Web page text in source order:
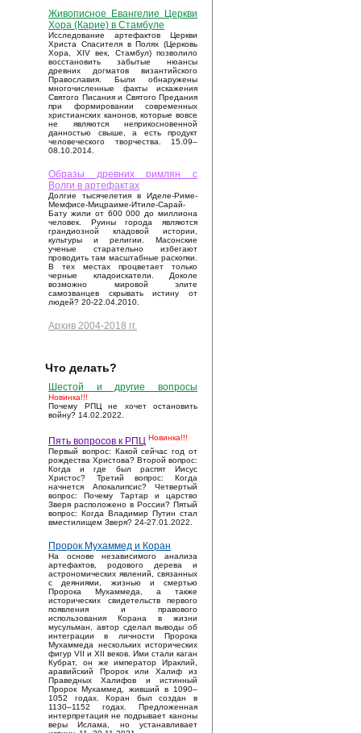
Живописное Евангелие Церкви
Хора (Карие) в Стамбуле
Исследование артефактов Церкви
Христа Спасителя в Полях (Церковь
Хора, XIV век, Стамбул) позволило
восстановить забытые нюансы
древних догматов византийского
Православия. Были обнаружены
многочисленные факты искажения
Святого Писания и Святого Предания
при формировании современных
христианских канонов, которые вовсе
не являются неприкосновенной
данностью свыше, а есть продукт
человеческого творчества. 15.09–
08.10.2014.
Образы древних римлян с
Волги в артефактах
Долгие тысячелетия в Иделе-Риме-
Мемфисе-Мицраиме-Итиле-Сарай-
Бату жили от 600 000 до миллиона
человек. Руины города являются
грандиозной кладовой истории,
культуры и религии. Масонские
ученые старательно избегают
проводить там масштабные раскопки.
В тех местах процветает только
черные кладоискатели. Доколе
возможно мировой элите
самозванцев скрывать истину от
людей? 20-22.04.2010.
Архив 2004-2018 гг.
Что делать?
Шестой и другие вопросы
Новинка!!!
Почему РПЦ не хочет остановить
войну? 14.02.2022.
Пять вопросов к РПЦ Новинка!!!
Первый вопрос: Какой сейчас год от
рождества Христова? Второй вопрос:
Когда и где был распят Иисус
Христос? Третий вопрос: Когда
начнется Апокалипсис? Четвертый
вопрос: Почему Тартар и царство
Зверя расположено в России? Пятый
вопрос: Когда Владимир Путин стал
вместилищем Зверя? 24-27.01.2022.
Пророк Мухаммед и Коран
На основе независимого анализа
артефактов, родового дерева и
астрономических явлений, связанных
с деяниями, жизнью и смертью
Пророка Мухаммеда, а также
исторических свидетельств первого
появления и правового
использования Корана в жизни
мусульман, автор сделал выводы об
интеграции в личности Пророка
Мухаммеда нескольких исторических
фигур VII и XII веков. Ими стали каган
Кубрат, он же император Ираклий,
аравийский Пророк или Халиф из
Праведных Халифов и истинный
Пророк Мухаммед, живший в 1090–
1052 годах. Коран был создан в
1130–1152 годах. Предложенная
интерпретация не подрывает каноны
веры Ислама, но устанавливает